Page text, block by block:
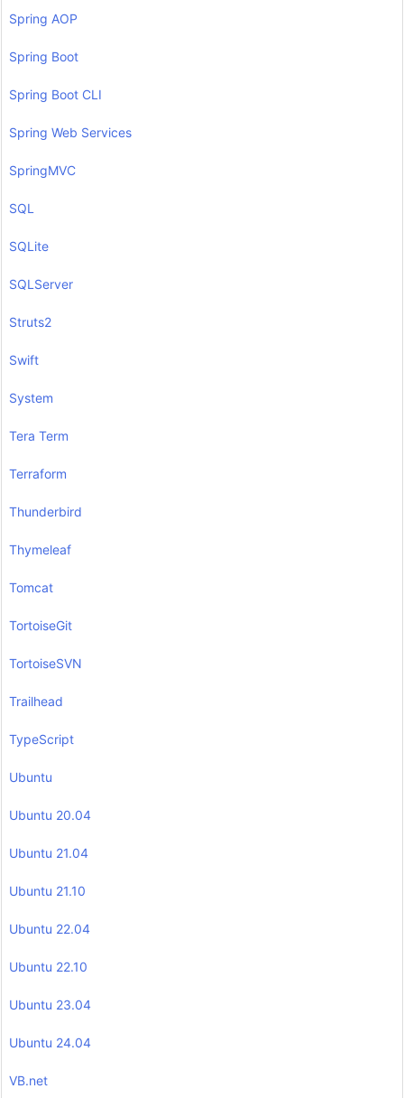
Spring AOP
Spring Boot
Spring Boot CLI
Spring Web Services
SpringMVC
SQL
SQLite
SQLServer
Struts2
Swift
System
Tera Term
Terraform
Thunderbird
Thymeleaf
Tomcat
TortoiseGit
TortoiseSVN
Trailhead
TypeScript
Ubuntu
Ubuntu 20.04
Ubuntu 21.04
Ubuntu 21.10
Ubuntu 22.04
Ubuntu 22.10
Ubuntu 23.04
Ubuntu 24.04
VB.net